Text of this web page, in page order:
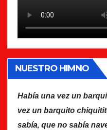
NUESTRO HIMNO
Había una vez un
vez un barquito
sabía, que no sabía